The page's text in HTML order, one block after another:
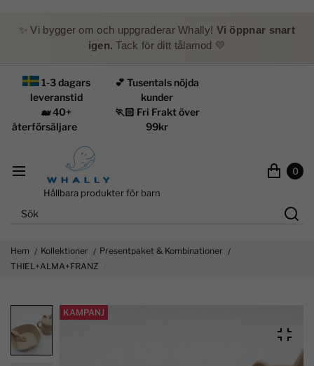
✨ Vi bygger om och uppgraderar Whally! Vi öppnar snart
igen. Tack för ditt tålamod 💛
1-3 dagars
leveranstid
🐋 40+
återförsäljare
💕 Tusentals nöjda
kunder
🏃🏻 Fri Frakt över
99kr
Hållbara produkter för barn
0
Hem Kollektioner
Presentpaket & Kombinationer
THIEL+ALMA+FRANZ
KAMPANJ